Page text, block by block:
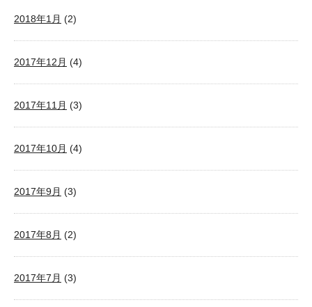
2018年1月 (2)
2017年12月 (4)
2017年11月 (3)
2017年10月 (4)
2017年9月 (3)
2017年8月 (2)
2017年7月 (3)